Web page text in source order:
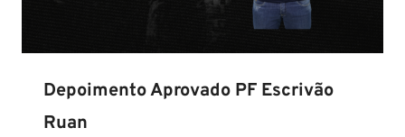
Depoimento Aprovado PF Escrivão
Ruan